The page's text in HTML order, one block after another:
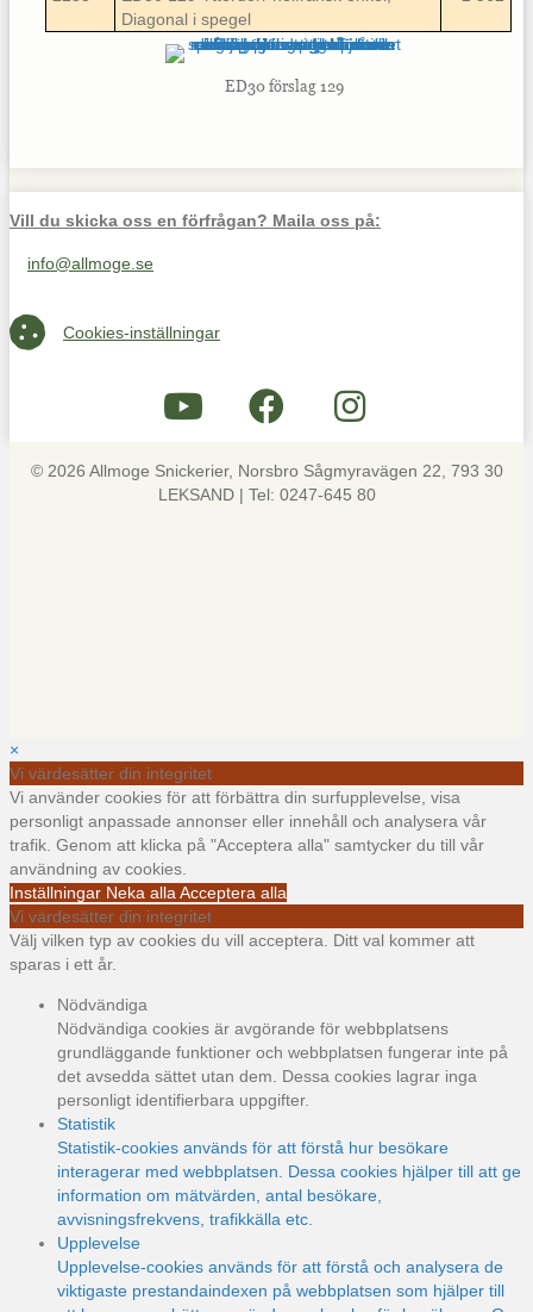
Diagonal i spegel
ED30 förslag 129
Vill du skicka oss en förfrågan? Maila oss på:
Maila oss på info@allmoge.se
info@allmoge.se
Cookies-inställningar
Cookies-inställningar
© 2026 Allmoge Snickerier, Norsbro Sågmyravägen 22, 793 30
LEKSAND | Tel: 0247-645 80
×
Vi värdesätter din integritet
Vi använder cookies för att förbättra din surfupplevelse, visa
personligt anpassade annonser eller innehåll och analysera vår
trafik. Genom att klicka på "Acceptera alla" samtycker du till vår
användning av cookies.
Inställningar Neka alla Acceptera alla
Vi värdesätter din integritet
Välj vilken typ av cookies du vill acceptera. Ditt val kommer att
sparas i ett år.
Nödvändiga
Nödvändiga cookies är avgörande för webbplatsens
grundläggande funktioner och webbplatsen fungerar inte på
det avsedda sättet utan dem. Dessa cookies lagrar inga
personligt identifierbara uppgifter.
Statistik
Statistik-cookies används för att förstå hur besökare
interagerar med webbplatsen. Dessa cookies hjälper till att ge
information om mätvärden, antal besökare,
avvisningsfrekvens, trafikkälla etc.
Upplevelse
Upplevelse-cookies används för att förstå och analysera de
viktigaste prestandaindexen på webbplatsen som hjälper till